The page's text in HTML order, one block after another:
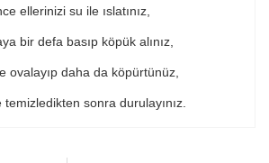
ellerinizi su ile ıslatınız,
bir defa basıp köpük alınız,
ovalayıp daha da köpürtünüz,
temizledikten sonra durulayınız.